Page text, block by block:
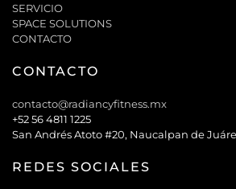
SERVICIO
SPACE SOLUTIONS
CONTACTO
CONTACTO
contacto@radiancyfitness.mx
+52 56 4811 1225
San Andrés Atoto #20, Naucalpan de
REDES SOCIALES